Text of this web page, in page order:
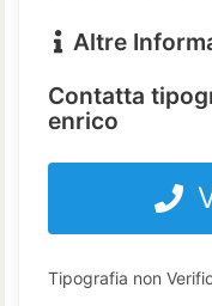
Altre
Contatta
enrico
Tipografia non